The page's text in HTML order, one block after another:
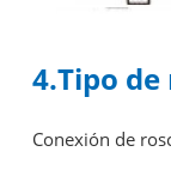
4.Tipo
Conexión de